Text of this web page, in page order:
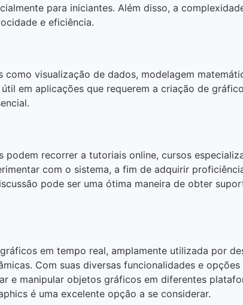
para iniciantes. Além disso, a
e eficiência.
visualização de dados, modelagem
em aplicações que requerem a criação de
recorrer a tutoriais online, cursos
com o sistema, a fim de adquirir
pode ser uma ótima maneira de obter
em tempo real, amplamente utilizada por
Com suas diversas funcionalidades e opções
e manipular objetos gráficos em diferentes
é uma excelente opção a se considerar.